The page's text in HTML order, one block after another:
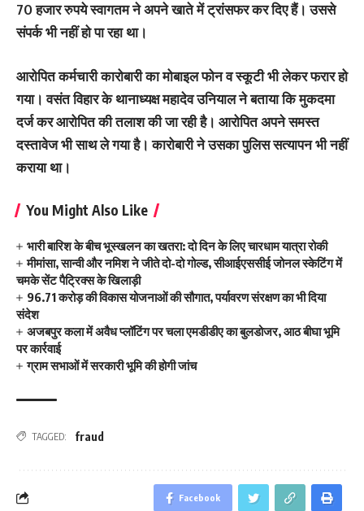
70 हजार रुपये स्वागतम ने अपने खाते में ट्रांसफर कर दिए हैं। उससे
संपर्क भी नहीं हो पा रहा था।
आरोपित कर्मचारी कारोबारी का मोबाइल फोन व स्कूटी भी लेकर फरार हो
गया। वसंत विहार के थानाध्यक्ष महादेव उनियाल ने बताया कि मुकदमा
दर्ज कर आरोपित की तलाश की जा रही है। आरोपित अपने समस्त
दस्तावेज भी साथ ले गया है। कारोबारी ने उसका पुलिस सत्यापन भी नहीं
कराया था।
You Might Also Like
भारी बारिश के बीच भूस्खलन का खतरा: दो दिन के लिए चारधाम यात्रा रोकी
मीमांसा, सान्वी और नमिश ने जीते दो-दो गोल्ड, सीआईएससीई जोनल स्केटिंग में
चमके सेंट पैट्रिक्स के खिलाड़ी
96.71 करोड़ की विकास योजनाओं की सौगात, पर्यावरण संरक्षण का भी दिया
संदेश
अजबपुर कला में अवैध प्लॉटिंग पर चला एमडीडीए का बुलडोजर, आठ बीघा भूमि
पर कार्रवाई
ग्राम सभाओं में सरकारी भूमि की होगी जांच
TAGGED: fraud
Facebook